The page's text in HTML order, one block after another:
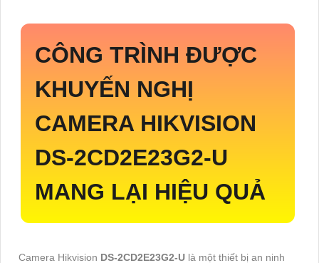
CÔNG TRÌNH ĐƯỢC
KHUYẾN NGHỊ
CAMERA HIKVISION
DS-2CD2E23G2-U
MANG LẠI HIỆU QUẢ
Camera Hikvision DS-2CD2E23G2-U là một thiết bị an ninh